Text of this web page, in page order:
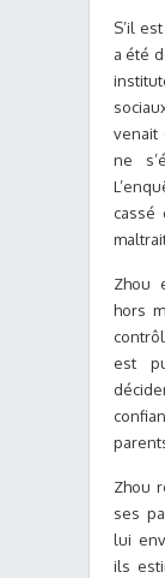
S’il
a été
venait
ne
cassé
Zhou
hors
est
Zhou
ses
lui
ils